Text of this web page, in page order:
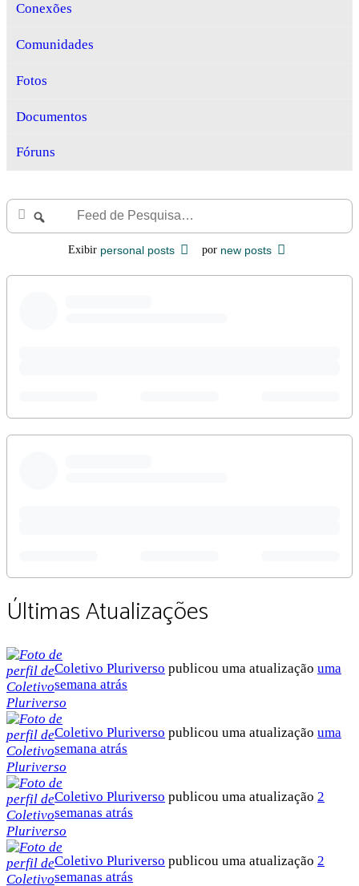
Conexões
Comunidades
Fotos
Documentos
Fóruns
Buscar
Feed
Exibir personal posts por new posts
Últimas Atualizações
Coletivo Pluriverso publicou uma atualização uma
semana atrás
Coletivo Pluriverso publicou uma atualização uma
semana atrás
Coletivo Pluriverso publicou uma atualização 2
semanas atrás
Coletivo Pluriverso publicou uma atualização 2
semanas atrás